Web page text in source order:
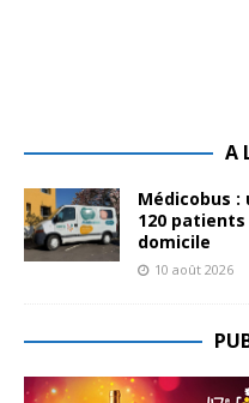
A
Médicobus :
120
domicile
10 août 2026